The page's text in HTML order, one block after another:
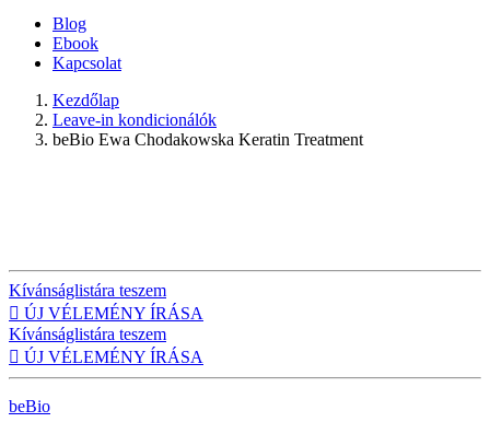
Blog
Ebook
Kapcsolat
Kezdőlap
Leave-in kondicionálók
beBio Ewa Chodakowska Keratin Treatment
Kívánságlistára teszem
 ÚJ VÉLEMÉNY ÍRÁSA
Kívánságlistára teszem
 ÚJ VÉLEMÉNY ÍRÁSA
beBio